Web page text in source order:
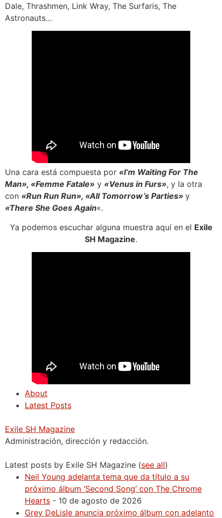
Dale, Thrashmen, Link Wray, The Surfaris, The
Astronauts…
Una cara está compuesta por «I’m Waiting For The
Man», «Femme Fatale» y «Venus in Furs», y la otra
con «Run Run Run», «All Tomorrow’s Parties» y
«There She Goes Again«.
Ya podemos escuchar alguna muestra aquí en el Exile
SH Magazine.
About
Latest Posts
Exile SH Magazine
Administración, dirección y redacción.
Latest posts by Exile SH Magazine (see all)
Neil Young adelanta tema que da título a su
próximo álbum ‘Second Song’ con The Chrome
Hearts - 10 de agosto de 2026
Grey DeLisle anuncia próximo álbum con adelanto